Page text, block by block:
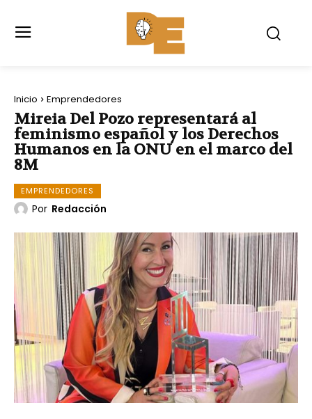
Inicio Emprendedores
Mireia Del Pozo representará al
feminismo español y los Derechos
Humanos en la ONU en el marco del
8M
EMPRENDEDORES
Por Redacción